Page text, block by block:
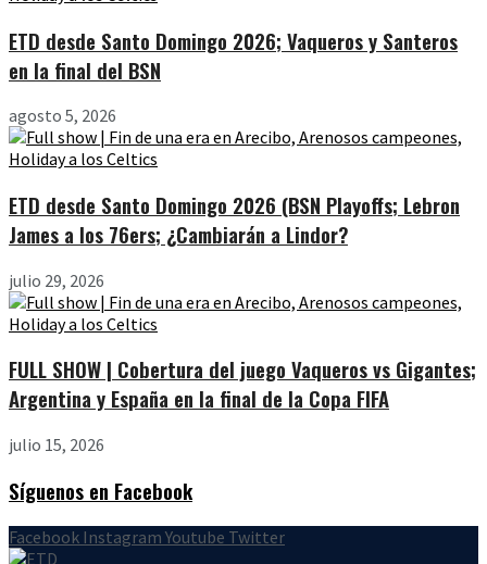
ETD desde Santo Domingo 2026; Vaqueros y Santeros
en la final del BSN
agosto 5, 2026
ETD desde Santo Domingo 2026 (BSN Playoffs; Lebron
James a los 76ers; ¿Cambiarán a Lindor?
julio 29, 2026
FULL SHOW | Cobertura del juego Vaqueros vs Gigantes;
Argentina y España en la final de la Copa FIFA
julio 15, 2026
Síguenos en Facebook
Facebook Instagram Youtube Twitter